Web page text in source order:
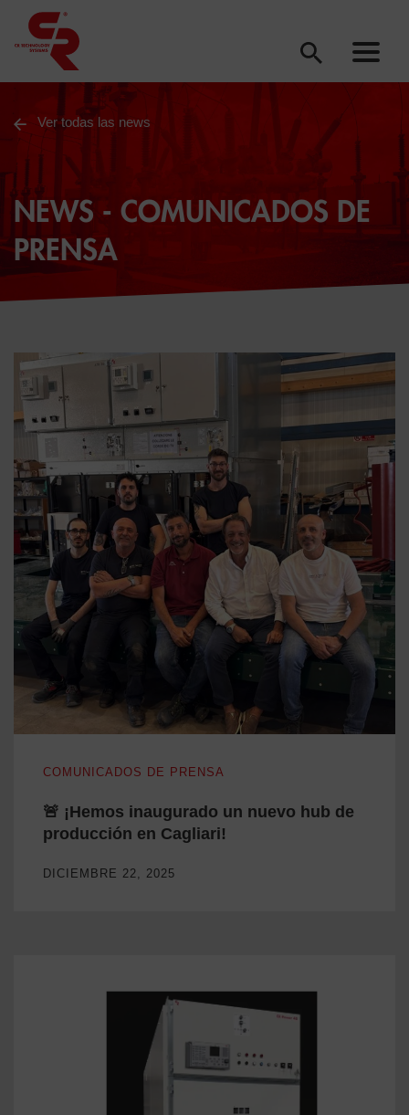
NEWS - COMUNICADOS DE
PRENSA
Ver todas las news
COMUNICADOS DE PRENSA
🚨 ¡Hemos inaugurado un nuevo hub de
producción en Cagliari!
DICIEMBRE 22, 2025